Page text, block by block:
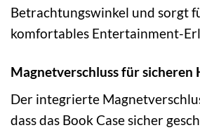
Betrachtungswinkel und sorgt
komfortables Entertainment-
Magnetverschluss für sicheren
Der integrierte
dass das Book Case sicher